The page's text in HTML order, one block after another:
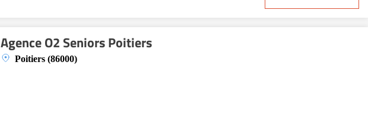
Agence O2 Seniors Poitiers
Poitiers (86000)